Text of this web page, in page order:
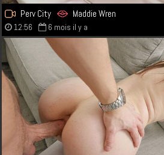
Perv City Maddie Wren
12:56 6 mois il y a